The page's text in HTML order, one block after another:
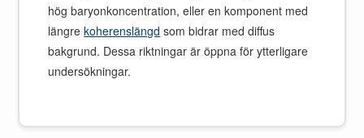
hög baryonkoncentration, eller en komponent med
längrekoherenslängd som bidrar med diffus
bakgrund. Dessa riktningar är öppna för ytterligare
undersökningar.